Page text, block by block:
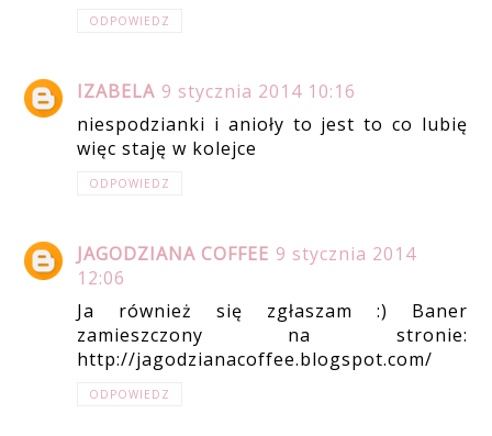
ODPOWIEDZ
IZABELA 9 stycznia 2014 10:16
niespodzianki i anioły to jest to co lubię
więc staję w kolejce
ODPOWIEDZ
JAGODZIANA COFFEE 9 stycznia 2014
12:06
Ja również się zgłaszam :) Baner
zamieszczony na stronie:
http://jagodzianacoffee.blogspot.com/
ODPOWIEDZ